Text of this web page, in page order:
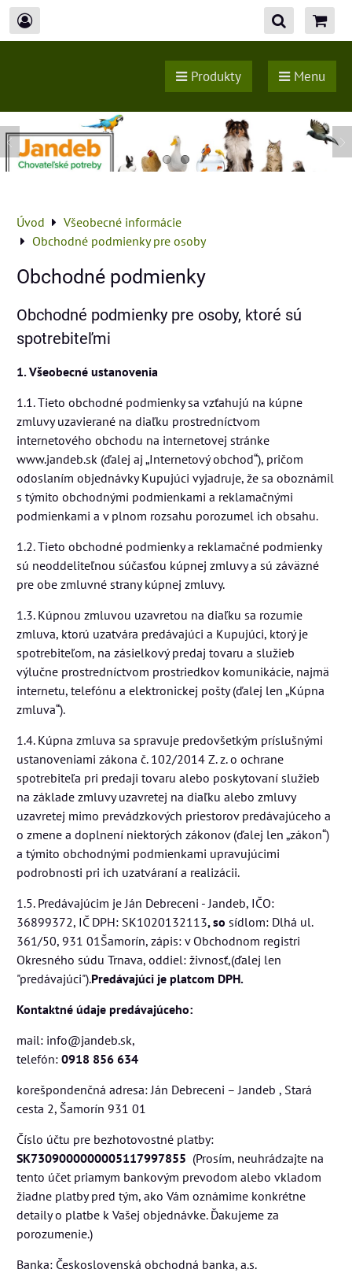
Produkty Menu
Úvod
Všeobecné informácie
Obchodné podmienky pre osoby
Obchodné podmienky
Obchodné podmienky pre osoby, ktoré sú
spotrebiteľmi
1. Všeobecné ustanovenia
1.1. Tieto obchodné podmienky sa vzťahujú na kúpne
zmluvy uzavierané na diaľku prostredníctvom
internetového obchodu na internetovej stránke
www.jandeb.sk (ďalej aj „Internetový obchod“), pričom
odoslaním objednávky Kupujúci vyjadruje, že sa oboznámil
s týmito obchodnými podmienkami a reklamačnými
podmienkami a v plnom rozsahu porozumel ich obsahu.
1.2. Tieto obchodné podmienky a reklamačné podmienky
sú neoddeliteľnou súčasťou kúpnej zmluvy a sú záväzné
pre obe zmluvné strany kúpnej zmluvy.
1.3. Kúpnou zmluvou uzavretou na diaľku sa rozumie
zmluva, ktorú uzatvára predávajúci a Kupujúci, ktorý je
spotrebiteľom, na zásielkový predaj tovaru a služieb
výlučne prostredníctvom prostriedkov komunikácie, najmä
internetu, telefónu a elektronickej pošty (ďalej len „Kúpna
zmluva“).
1.4. Kúpna zmluva sa spravuje predovšetkým príslušnými
ustanoveniami zákona č. 102/2014 Z. z. o ochrane
spotrebiteľa pri predaji tovaru alebo poskytovaní služieb
na základe zmluvy uzavretej na diaľku alebo zmluvy
uzavretej mimo prevádzkových priestorov predávajúceho a
o zmene a doplnení niektorých zákonov (ďalej len „zákon“)
a týmito obchodnými podmienkami upravujúcimi
podrobnosti pri ich uzatváraní a realizácii.
1.5. Predávajúcim je Ján Debreceni - Jandeb, IČO:
36899372, IČ DPH: SK1020132113, so sídlom: Dlhá ul.
361/50, 931 01Šamorín, zápis: v Obchodnom registri
Okresného súdu Trnava, oddiel: živnosť,(ďalej len
"predávajúci").Predávajúci je platcom DPH.
Kontaktné údaje predávajúceho:
mail: info@jandeb.sk,
telefón: 0918 856 634
korešpondenčná adresa: Ján Debreceni – Jandeb , Stará
cesta 2, Šamorín 931 01
Číslo účtu pre bezhotovostné platby:
SK7309000000005117997855 (Prosím, neuhrádzajte na
tento účet priamym bankovým prevodom alebo vkladom
žiadne platby pred tým, ako Vám oznámime konkrétne
detaily o platbe k Vašej objednávke. Ďakujeme za
porozumenie.)
Banka: Československá obchodná banka, a.s.